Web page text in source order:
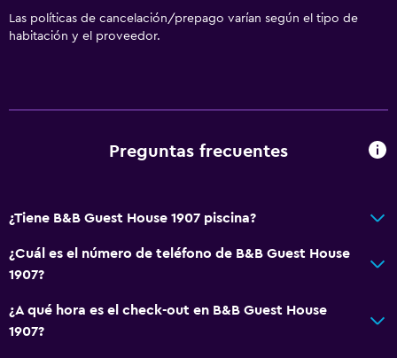
Las políticas de cancelación/prepago varían según el tipo de
habitación y el proveedor.
Preguntas frecuentes
¿Tiene B&B Guest House 1907 piscina?
¿Cuál es el número de teléfono de B&B Guest House
1907?
¿A qué hora es el check-out en B&B Guest House
1907?